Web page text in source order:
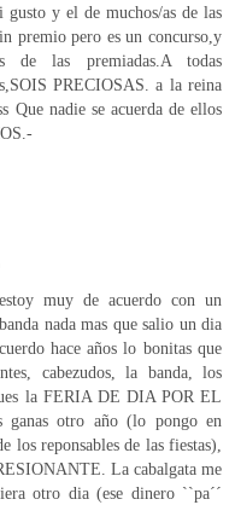
gusto y el de muchos/as de las
premio pero es un concurso,y
las premiadas.A todas
PRECIOSAS. a la reina
Que nadie se acuerda de ellos
muy de acuerdo con un
nada mas que salio un dia
hace años lo bonitas que
cabezudos, la banda, los
la FERIA DE DIA POR EL
ganas otro año (lo pongo en
los reponsables de las fiestas),
La cabalgata me
otro dia (ese dinero ``pa´´